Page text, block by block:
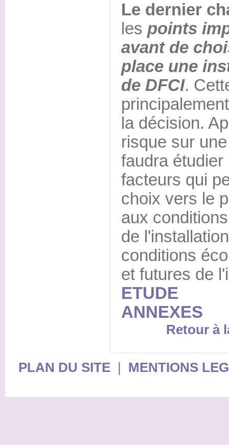
Le dernier
les points
avant de
place une
de DFCI.
la décision.
risque sur
faudra
facteurs qui
choix vers le
aux
de
conditions
et futures de
ETUDE
ANNEXES
Retour à
PLAN DU SITE| MENTIONS